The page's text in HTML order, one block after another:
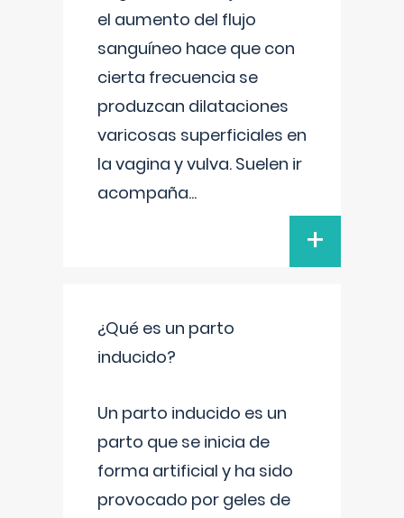
el aumento del flujo
sanguíneo hace que con
cierta frecuencia se
produzcan dilataciones
varicosas superficiales en
la vagina y vulva. Suelen ir
acompaña...
+
¿Qué es un parto
inducido?
Un parto inducido es un
parto que se inicia de
forma artificial y ha sido
provocado por geles de